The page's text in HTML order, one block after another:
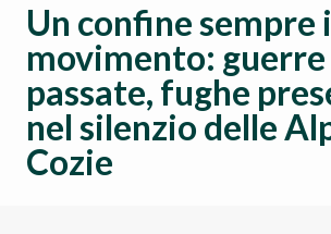
Un confine sempre
movimento: guerre
passate, fughe
nel silenzio delle
Cozie